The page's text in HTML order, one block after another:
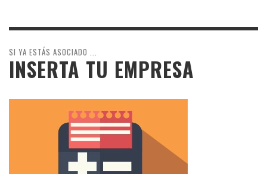
SI YA ESTÁS ASOCIADO ...
INSERTA TU EMPRESA